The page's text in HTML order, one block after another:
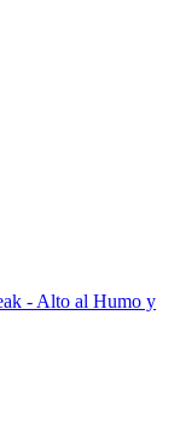
- Alto al Humo y